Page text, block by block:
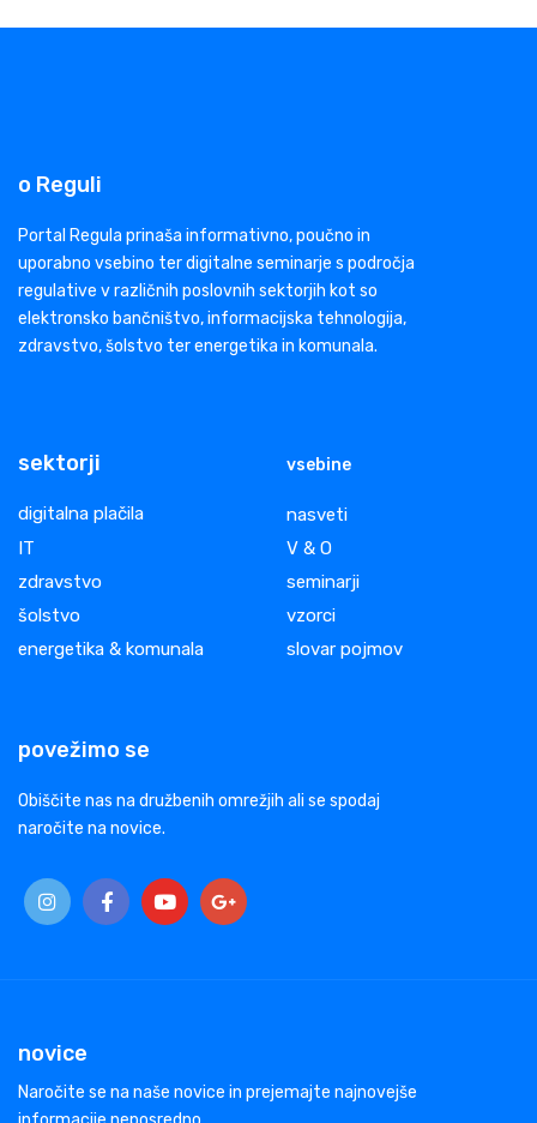
o Reguli
Portal Regula prinaša informativno, poučno in
uporabno vsebino ter digitalne seminarje s področja
regulative v različnih poslovnih sektorjih kot so
elektronsko bančništvo, informacijska tehnologija,
zdravstvo, šolstvo ter energetika in komunala.
sektorji
digitalna plačila
IT
zdravstvo
šolstvo
energetika & komunala
vsebine
nasveti
V & O
seminarji
vzorci
slovar pojmov
povežimo se
Obiščite nas na družbenih omrežjih ali se spodaj
naročite na novice.
novice
Naročite se na naše novice in prejemajte najnovejše